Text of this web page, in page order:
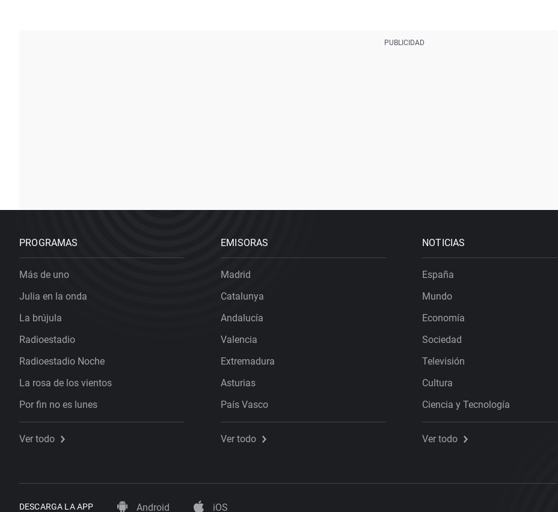
PROGRAMAS
Más de uno
Julia en la onda
La brújula
Radioestadio
Radioestadio Noche
La rosa de los vientos
Por fin no es lunes
Ver todo
EMISORAS
Madrid
Catalunya
Andalucía
Valencia
Extremadura
Asturias
País Vasco
Ver todo
NOTICIAS
España
Mundo
Economía
Sociedad
Televisión
Cultura
Ciencia y Tecnología
Ver todo
DESCARGA LA APP Android iOS